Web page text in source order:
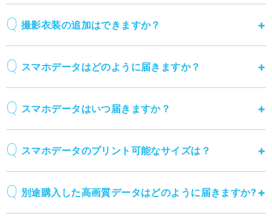
撮影衣装の追加はできますか？
スマホデータはどのように届きますか？
スマホデータはいつ届きますか？
スマホデータのプリント可能なサイズは？
別途購入した高画質データはどのように届きますか?